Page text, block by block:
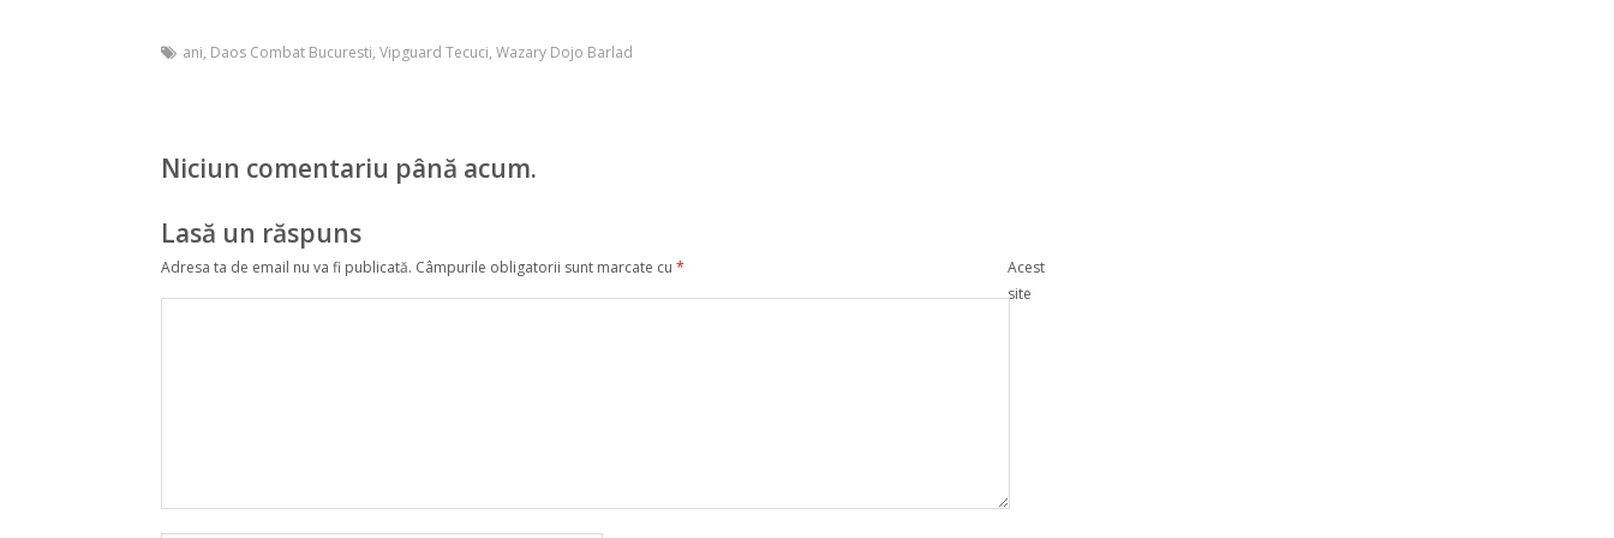
ani, Daos Combat Bucuresti,Vipguard Tecuci,Wazary Dojo Barlad
Niciun comentariu până acum.
Lasă un răspuns
Adresa ta de email nu va fi publicată. Câmpurile obligatorii sunt marcate cu*
Acest
site